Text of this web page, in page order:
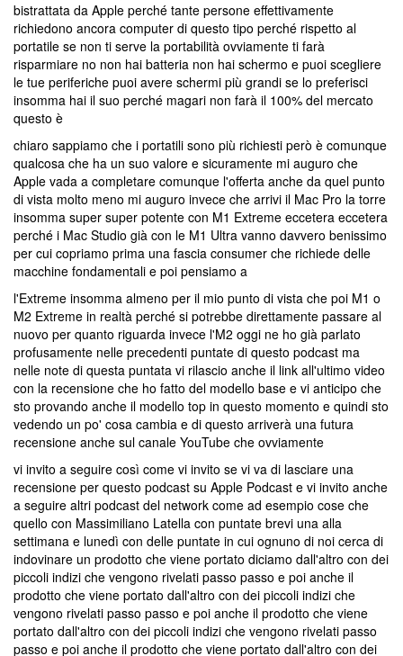
bistrattata da Apple perché tante persone effettivamente
richiedono ancora computer di questo tipo perché rispetto al
portatile se non ti serve la portabilità ovviamente ti farà
risparmiare no non hai batteria non hai schermo e puoi scegliere
le tue periferiche puoi avere schermi più grandi se lo preferisci
insomma hai il suo perché magari non farà il 100% del mercato
questo è
chiaro sappiamo che i portatili sono più richiesti però è comunque
qualcosa che ha un suo valore e sicuramente mi auguro che
Apple vada a completare comunque l'offerta anche da quel punto
di vista molto meno mi auguro invece che arrivi il Mac Pro la torre
insomma super super potente con M1 Extreme eccetera eccetera
perché i Mac Studio già con le M1 Ultra vanno davvero benissimo
per cui copriamo prima una fascia consumer che richiede delle
macchine fondamentali e poi pensiamo a
l'Extreme insomma almeno per il mio punto di vista che poi M1 o
M2 Extreme in realtà perché si potrebbe direttamente passare al
nuovo per quanto riguarda invece l'M2 oggi ne ho già parlato
profusamente nelle precedenti puntate di questo podcast ma
nelle note di questa puntata vi rilascio anche il link all'ultimo video
con la recensione che ho fatto del modello base e vi anticipo che
sto provando anche il modello top in questo momento e quindi sto
vedendo un po' cosa cambia e di questo arriverà una futura
recensione anche sul canale YouTube che ovviamente
vi invito a seguire così come vi invito se vi va di lasciare una
recensione per questo podcast su Apple Podcast e vi invito anche
a seguire altri podcast del network come ad esempio cose che
quello con Massimiliano Latella con puntate brevi una alla
settimana e lunedì con delle puntate in cui ognuno di noi cerca di
indovinare un prodotto che viene portato diciamo dall'altro con dei
piccoli indizi che vengono rivelati passo passo e poi anche il
prodotto che viene portato dall'altro con dei piccoli indizi che
vengono rivelati passo passo e poi anche il prodotto che viene
portato dall'altro con dei piccoli indizi che vengono rivelati passo
passo e poi anche il prodotto che viene portato dall'altro con dei